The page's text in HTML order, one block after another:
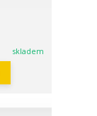
skladem